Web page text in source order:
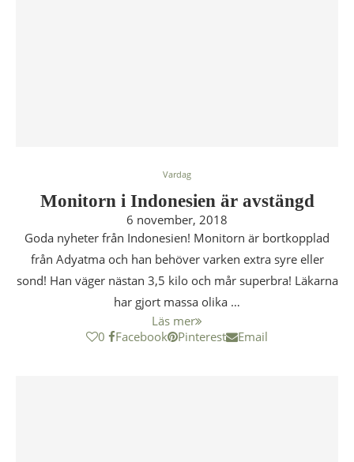
Vardag
Monitorn i Indonesien är avstängd
6 november, 2018
Goda nyheter från Indonesien! Monitorn är bortkopplad
från Adyatma och han behöver varken extra syre eller
sond! Han väger nästan 3,5 kilo och mår superbra! Läkarna
har gjort massa olika …
Läs mer
0
Facebook Pinterest Email